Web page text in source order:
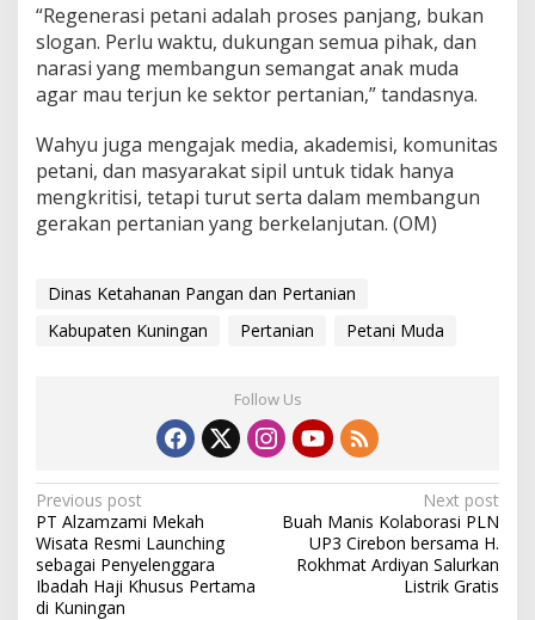
“Regenerasi petani adalah proses panjang, bukan
slogan. Perlu waktu, dukungan semua pihak, dan
narasi yang membangun semangat anak muda
agar mau terjun ke sektor pertanian,” tandasnya.
Wahyu juga mengajak media, akademisi, komunitas
petani, dan masyarakat sipil untuk tidak hanya
mengkritisi, tetapi turut serta dalam membangun
gerakan pertanian yang berkelanjutan. (OM)
Dinas Ketahanan Pangan dan Pertanian
Kabupaten Kuningan
Pertanian Petani Muda
Follow Us
Post
navigation
Previous post
PT Alzamzami Mekah
Wisata Resmi Launching
sebagai Penyelenggara
Ibadah Haji Khusus Pertama
di Kuningan
Next post
Buah Manis Kolaborasi PLN
UP3 Cirebon bersama H.
Rokhmat Ardiyan Salurkan
Listrik Gratis